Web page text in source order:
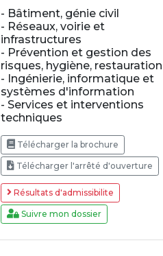
- Bâtiment, génie civil
- Réseaux, voirie et
infrastructures
- Prévention et gestion des
risques, hygiène, restauration
- Ingénierie, informatique et
systèmes d'information
- Services et interventions
techniques
Télécharger la brochure
Télécharger l'arrêté d'ouverture
Résultats d'admissibilite
Suivre mon dossier